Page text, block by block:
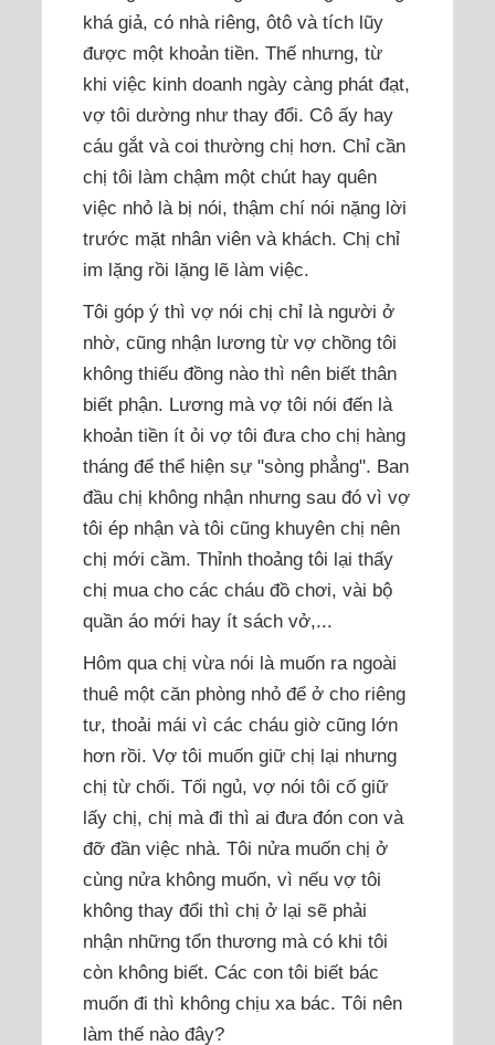
khá giả, có nhà riêng, ôtô và tích lũy
được một khoản tiền. Thế nhưng, từ
khi việc kinh doanh ngày càng phát đạt,
vợ tôi dường như thay đổi. Cô ấy hay
cáu gắt và coi thường chị hơn. Chỉ cần
chị tôi làm chậm một chút hay quên
việc nhỏ là bị nói, thậm chí nói nặng lời
trước mặt nhân viên và khách. Chị chỉ
im lặng rồi lặng lẽ làm việc.
Tôi góp ý thì vợ nói chị chỉ là người ở
nhờ, cũng nhận lương từ vợ chồng tôi
không thiếu đồng nào thì nên biết thân
biết phận. Lương mà vợ tôi nói đến là
khoản tiền ít ỏi vợ tôi đưa cho chị hàng
tháng để thể hiện sự "sòng phẳng". Ban
đầu chị không nhận nhưng sau đó vì vợ
tôi ép nhận và tôi cũng khuyên chị nên
chị mới cầm. Thỉnh thoảng tôi lại thấy
chị mua cho các cháu đồ chơi, vài bộ
quần áo mới hay ít sách vở,...
Hôm qua chị vừa nói là muốn ra ngoài
thuê một căn phòng nhỏ để ở cho riêng
tư, thoải mái vì các cháu giờ cũng lớn
hơn rồi. Vợ tôi muốn giữ chị lại nhưng
chị từ chối. Tối ngủ, vợ nói tôi cố giữ
lấy chị, chị mà đi thì ai đưa đón con và
đỡ đần việc nhà. Tôi nửa muốn chị ở
cùng nửa không muốn, vì nếu vợ tôi
không thay đổi thì chị ở lại sẽ phải
nhận những tổn thương mà có khi tôi
còn không biết. Các con tôi biết bác
muốn đi thì không chịu xa bác. Tôi nên
làm thế nào đây?